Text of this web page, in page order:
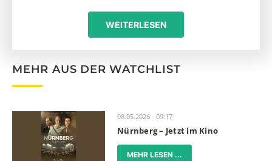
WEITERLESEN
MEHR AUS DER WATCHLIST
08.05.2026 - 09:17
Nürnberg – Jetzt im Kino
MEHR LESEN ...